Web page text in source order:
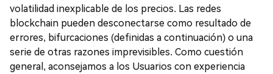
volatilidad inexplicable de los precios. Las redes
blockchain pueden desconectarse como resultado de
errores, bifurcaciones (definidas a continuación) o una
serie de otras razones imprevisibles. Como cuestión
general, aconsejamos a los Usuarios con experiencia